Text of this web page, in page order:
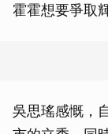
霍霍想要爭取
吳思瑤感慨，